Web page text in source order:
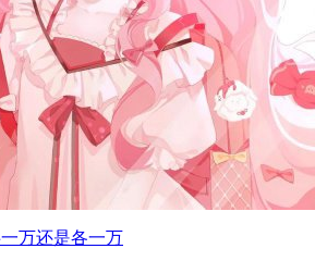
万还是各一万